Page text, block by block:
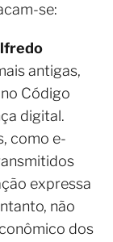
se:
antigas,
Código
digital.
como e-
expressa
não
dos